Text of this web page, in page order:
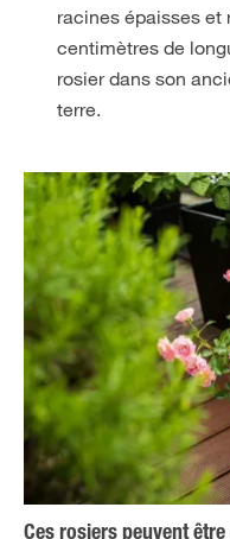
racines épaisses et
centimètres de
rosier dans son
terre.
Ces rosiers peuvent